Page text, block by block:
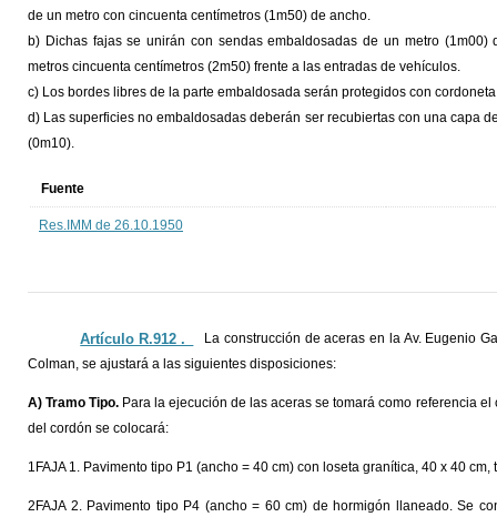
de un metro con cincuenta centímetros (1m50) de ancho.
b) Dichas fajas se unirán con sendas embaldosadas de un metro
metros cincuenta centímetros (2m50) frente a las entradas de vehículos.
c) Los bordes libres de la parte embaldosada serán protegidos con
d) Las superficies no embaldosadas deberán ser recubiertas con una capa
(0m10).
Fuente
Res.IMM de 26.10.1950
Artículo R.912 ._
La construcción de aceras en la Av. Eugenio
Colman, se ajustará a las siguientes disposiciones:
A) Tramo Tipo. Para la ejecución de las aceras se tomará como referencia
del cordón se colocará:
1FAJA 1. Pavimento tipo P1 (ancho = 40 cm) con loseta granítica, 40 x 40
2FAJA 2. Pavimento tipo P4 (ancho = 60 cm) de hormigón llaneado. Se